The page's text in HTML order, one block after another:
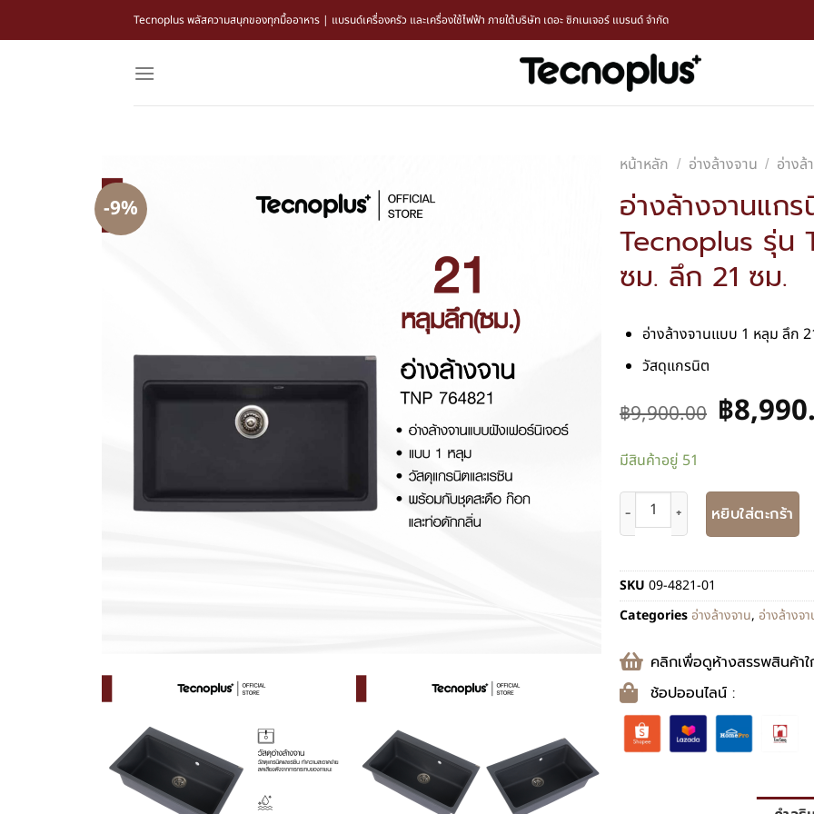
Tecnoplus พลัสความสนุกของทุกมื้ออาหาร | แบรนด์เครื่องครัว และเครื่องใช้ไฟฟ้า ภายใต้บริษัท เดอะ ซิกเนเจอร์ แบรนด์ จำกัด
-9%
-9%
หน้าหลัก / อ่างล้างจาน / อ่างล้
อ่างล้างจานแก
Tecnoplus รุ่น
ซม. ลึก 21 ซม.
อ่างล้างจานแบบ 1 หลุม ลึก
วัสดุแกรนิต
฿9,900.00 ฿
มีสินค้าอยู่ 51
หยิบใส่ตะกร้า
SKU 09-4821-01
Categories อ่างล้างจาน, อ่างล้างจ
คลิกเพื่อดูห้างสรรพสินค้า
ช้อปออนไลน์ :